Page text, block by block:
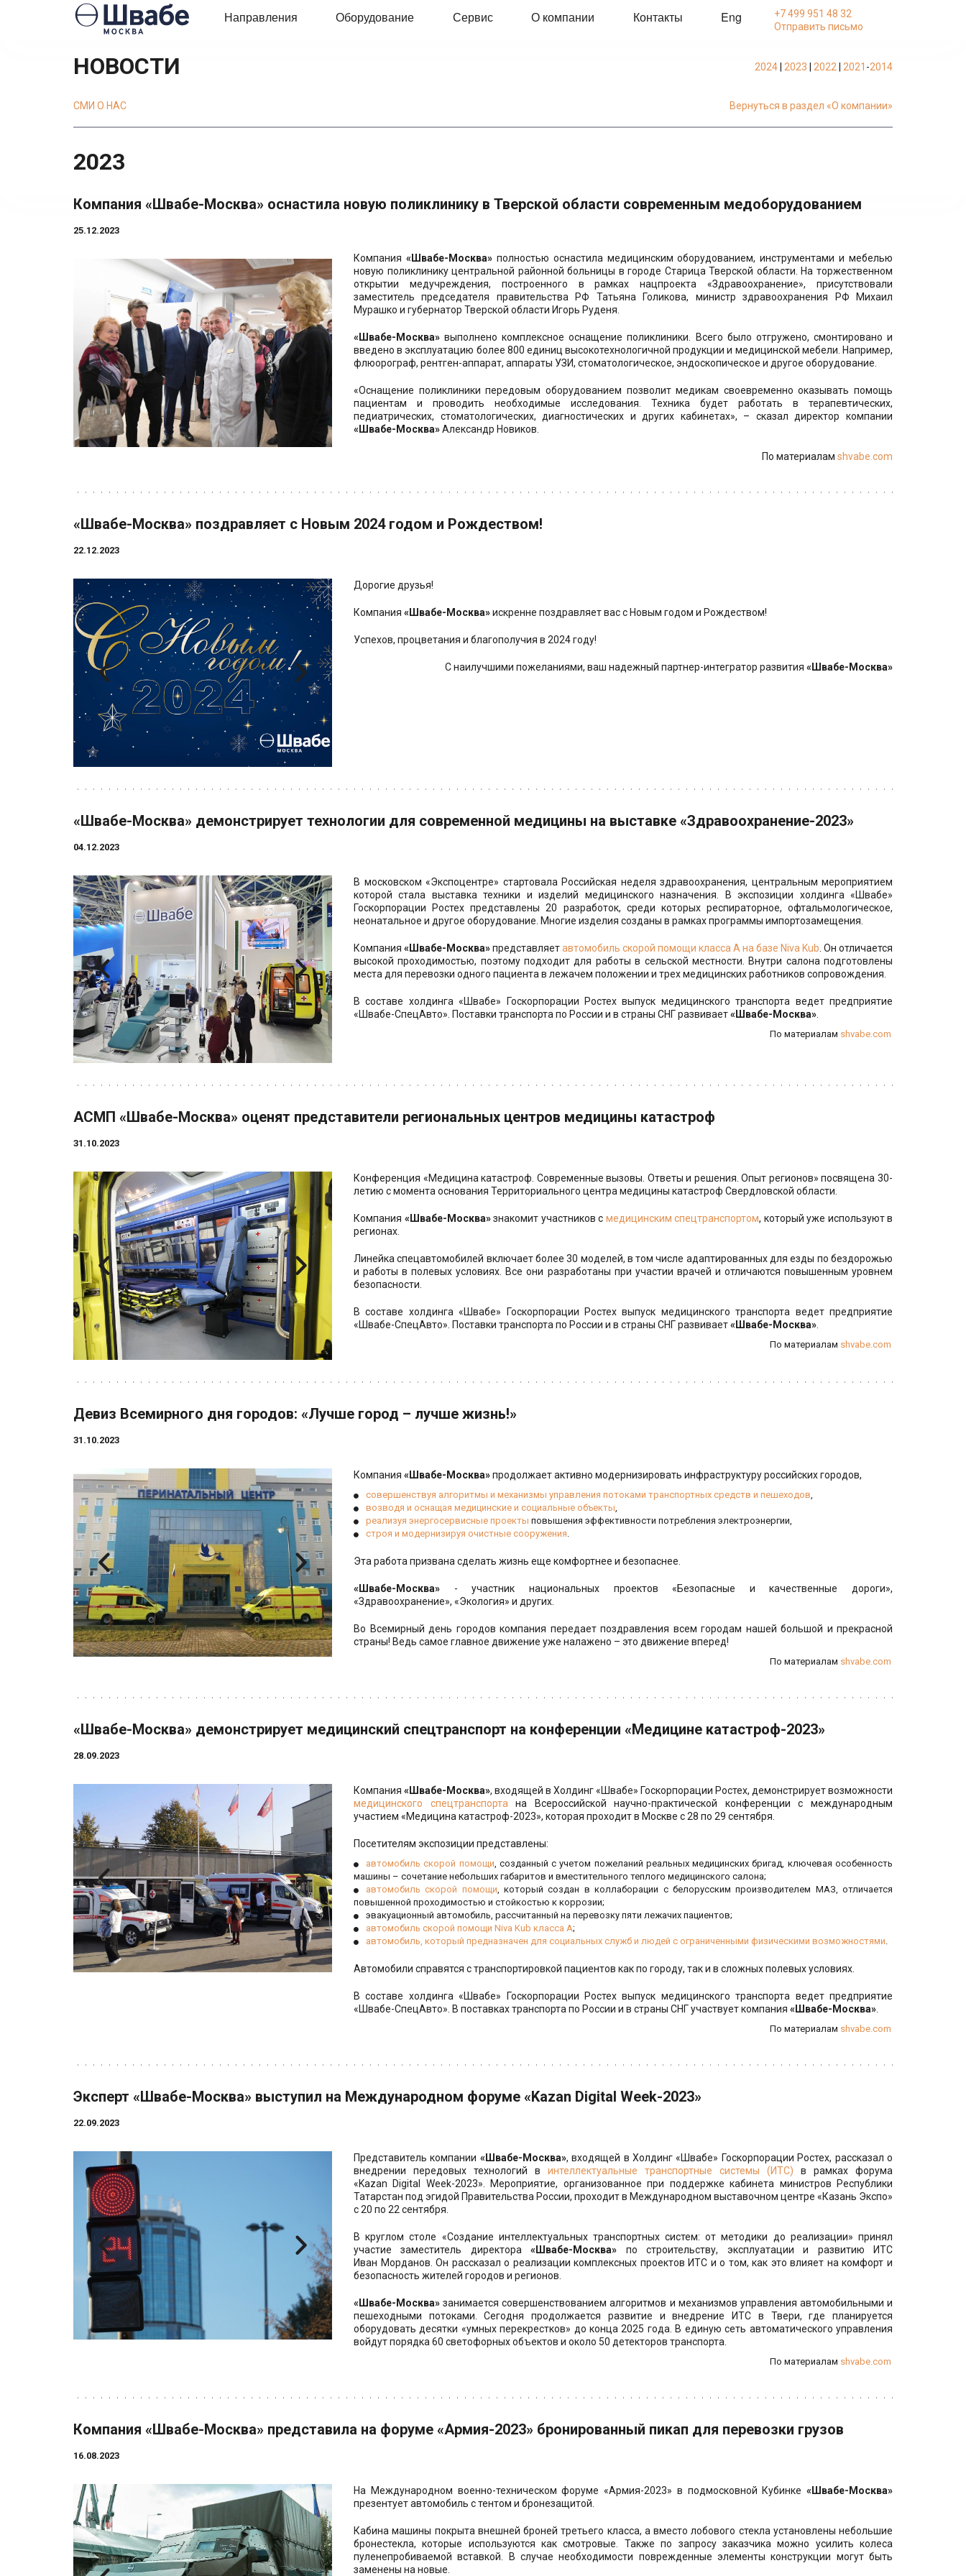
Направления Оборудование Сервис О компании Контакты Eng
+7 499 951 48 32
Отправить письмо
НОВОСТИ 2024 2023 2022 2021 -2014
СМИ О НАС Вернуться в раздел «О компании»
2023
Компания «Швабе-Москва» оснастила новую поликлинику в Тверской области современным медоборудованием
25.12.2023
Компания «Швабе-Москва» полностью оснастила медицинским оборудованием, инструментами и мебелью
новую поликлинику центральной районной больницы в городе Старица Тверской области. На торжественном
открытии медучреждения, построенного в рамках нацпроекта «Здравоохранение», присутствовали
заместитель председателя правительства РФ Татьяна Голикова, министр здравоохранения РФ Михаил
Мурашко и губернатор Тверской области Игорь Руденя.
«Швабе-Москва» выполнено комплексное оснащение поликлиники. Всего было отгружено, смонтировано и
введено в эксплуатацию более 800 единиц высокотехнологичной продукции и медицинской мебели. Например,
флюорограф, рентген-аппарат, аппараты УЗИ, стоматологическое, эндоскопическое и другое оборудование.
«Оснащение поликлиники передовым оборудованием позволит медикам своевременно оказывать помощь
пациентам и проводить необходимые исследования. Техника будет работать в терапевтических,
педиатрических, стоматологических, диагностических и других кабинетах», – сказал директор компании
«Швабе-Москва»Александр Новиков.
По материалам shvabe.com
«Швабе-Москва» поздравляет с Новым 2024 годом и Рождеством!
22.12.2023
Дорогие друзья!
Компания «Швабе-Москва» искренне поздравляет вас с Новым годом и Рождеством!
Успехов, процветания и благополучия в 2024 году!
С наилучшими пожеланиями, ваш надежный партнер-интегратор развития «Швабе-Москва»
«Швабе-Москва» демонстрирует технологии для современной медицины на выставке «Здравоохранение-2023»
04.12.2023
В московском «Экспоцентре» стартовала Российская неделя здравоохранения, центральным мероприятием
которой стала выставка техники и изделий медицинского назначения. В экспозиции холдинга «Швабе»
Госкорпорации Ростех представлены 20 разработок, среди которых респираторное, офтальмологическое,
неонатальное и другое оборудование. Многие изделия созданы в рамках программы импортозамещения.
Компания «Швабе-Москва»представляетавтомобиль скорой помощи класса А на базе Niva Kub . Он отличается
высокой проходимостью, поэтому подходит для работы в сельской местности. Внутри салона подготовлены
места для перевозки одного пациента в лежачем положении и трех медицинских работников сопровождения.
В составе холдинга «Швабе» Госкорпорации Ростех выпуск медицинского транспорта ведет предприятие
«Швабе-СпецАвто». Поставки транспорта по России и в страны СНГ развивает«Швабе-Москва»
По материалам shvabe.com
АСМП «Швабе-Москва» оценят представители региональных центров медицины катастроф
31.10.2023
Конференция «Медицина катастроф. Современные вызовы. Ответы и решения. Опыт регионов» посвящена 30-
летию с момента основания Территориального центра медицины катастроф Свердловской области.
Компания «Швабе-Москва»знакомит участников с медицинским спецтранспортом, который уже используют в
регионах.
Линейка спецавтомобилей включает более 30 моделей, в том числе адаптированных для езды по бездорожью
и работы в полевых условиях. Все они разработаны при участии врачей и отличаются повышенным уровнем
безопасности.
В составе холдинга «Швабе» Госкорпорации Ростех выпуск медицинского транспорта ведет предприятие
«Швабе-СпецАвто». Поставки транспорта по России и в страны СНГ развивает«Швабе-Москва»
По материалам shvabe.com
Девиз Всемирного дня городов: «Лучше город – лучше жизнь!»
31.10.2023
Компания «Швабе-Москва»продолжает активно модернизировать инфраструктуру российских городов,
совершенствуя алгоритмы и механизмы управления потоками транспортных средств и пешеходов
возводя и оснащая медицинские и социальные объекты
реализуя энергосервисные проекты повышения эффективности потребления электроэнергии,
строя и модернизируя очистные сооружения
Эта работа призвана сделать жизнь еще комфортнее и безопаснее.
«Швабе-Москва» - участник национальных проектов «Безопасные и качественные дороги»,
«Здравоохранение», «Экология» и других.
Во Всемирный день городов компания передает поздравления всем городам нашей большой и прекрасной
страны! Ведь самое главное движение уже налажено – это движение вперед!
По материалам shvabe.com
«Швабе-Москва» демонстрирует медицинский спецтранспорт на конференции «Медицине катастроф-2023»
28.09.2023
Компания «Швабе-Москва», входящей в Холдинг «Швабе» Госкорпорации Ростех, демонстрирует возможности
медицинского спецтранспорта на Всероссийской научно-практической конференции с международным
участием «Медицина катастроф-2023», которая проходит в Москве с 28 по 29 сентября.
Посетителям экспозиции представлены:
автомобиль скорой помощи , созданный с учетом пожеланий реальных медицинских бригад, ключевая особенность
машины – сочетание небольших габаритов и вместительного теплого медицинского салона;
автомобиль скорой помощи , который создан в коллаборации с белорусским производителем МАЗ, отличается
повышенной проходимостью и стойкостью к коррозии;
эвакуационный автомобиль, рассчитанный на перевозку пяти лежачих пациентов;
автомобиль скорой помощи Niva Kub класса А;
автомобиль, который предназначен для социальных служб и людей с ограниченными физическими возможностями
Автомобили справятся с транспортировкой пациентов как по городу, так и в сложных полевых условиях.
В составе холдинга «Швабе» Госкорпорации Ростех выпуск медицинского транспорта ведет предприятие
«Швабе-СпецАвто». В поставках транспорта по России и в страны СНГ участвует компания «Швабе-Москва»
По материалам shvabe.com
Эксперт «Швабе-Москва» выступил на Международном форуме «Kazan Digital Week-2023»
22.09.2023
Представитель компании «Швабе-Москва», входящей в Холдинг «Швабе» Госкорпорации Ростех, рассказал о
внедрении передовых технологий в интеллектуальные транспортные системы (ИТС) в рамках форума
«Kazan Digital Week-2023». Мероприятие, организованное при поддержке кабинета министров Республики
Татарстан под эгидой Правительства России, проходит в Международном выставочном центре «Казань Экспо»
с 20 по 22 сентября.
В круглом столе «Создание интеллектуальных транспортных систем: от методики до реализации» принял
участие заместитель директора«Швабе-Москва» по строительству, эксплуатации и развитию ИТС
Иван Морданов. Он рассказал о реализации комплексных проектов ИТС и о том, как это влияет на комфорт и
безопасность жителей городов и регионов.
«Швабе-Москва» занимается совершенствованием алгоритмов и механизмов управления автомобильными и
пешеходными потоками. Сегодня продолжается развитие и внедрение ИТС в Твери, где планируется
оборудовать десятки «умных перекрестков» до конца 2025 года. В единую сеть автоматического управления
войдут порядка 60 светофорных объектов и около 50 детекторов транспорта.
По материалам shvabe.com
Компания «Швабе-Москва» представила на форуме «Армия-2023» бронированный пикап для перевозки грузов
16.08.2023
На Международном военно-техническом форуме «Армия-2023» в подмосковной Кубинке «Швабе-Москва»
презентует автомобиль с тентом и бронезащитой.
Кабина машины покрыта внешней броней третьего класса, а вместо лобового стекла установлены небольшие
бронестекла, которые используются как смотровые. Также по запросу заказчика можно усилить колеса
пуленепробиваемой вставкой. В случае необходимости поврежденные элементы конструкции могут быть
заменены на новые.